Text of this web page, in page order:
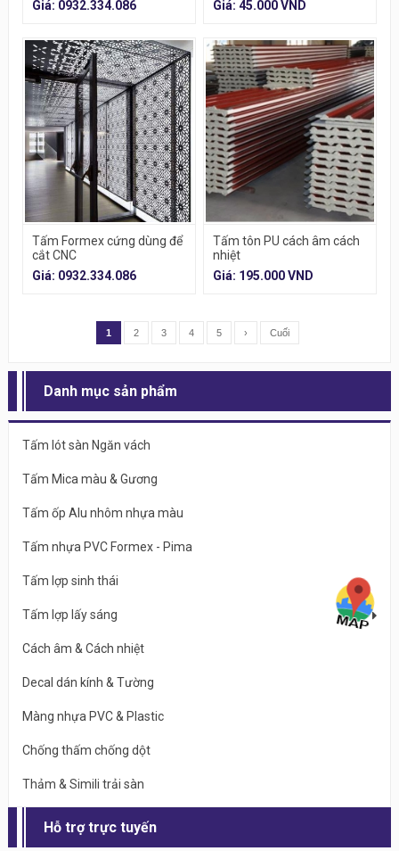
Giá: 0932.334.086
Giá: 45.000 VND
Tấm Formex cứng dùng để
cắt CNC
Giá: 0932.334.086
Tấm tôn PU cách âm cách
nhiệt
Giá: 195.000 VND
1 2 3 4 5 › Cuối
Danh mục sản phẩm
Tấm lót sàn Ngăn vách
Tấm Mica màu & Gương
Tấm ốp Alu nhôm nhựa màu
Tấm nhựa PVC Formex - Pima
Tấm lợp sinh thái
Tấm lợp lấy sáng
Cách âm & Cách nhiệt
Decal dán kính & Tường
Màng nhựa PVC & Plastic
Chống thấm chống dột
Thảm & Simili trải sàn
Hỗ trợ trực tuyến